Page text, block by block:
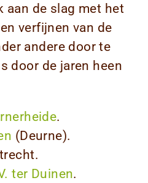
aan de slag met het
verfijnen van de
andere door te
door de jaren heen
.
(Deurne).
ter Duinen.